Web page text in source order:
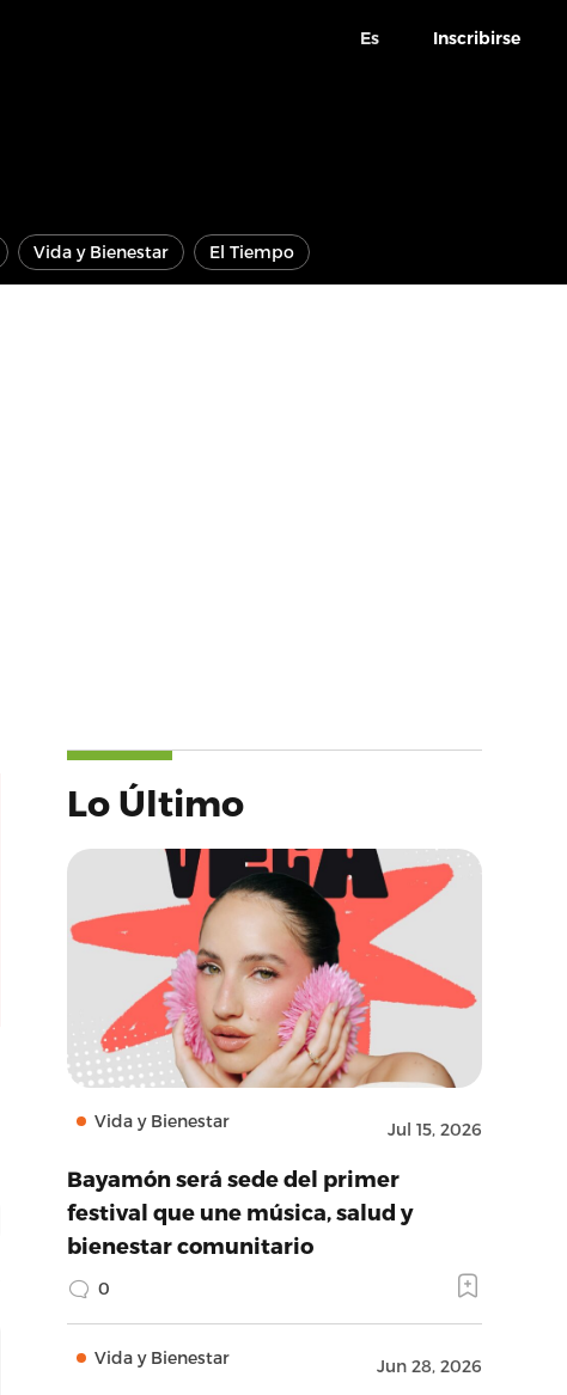
Es Inscribirse
Vida y Bienestar El Tiempo
Lo Último
Vida y Bienestar Jul 15, 2026
Bayamón será sede del primer
festival que une música, salud y
bienestar comunitario
0
Vida y Bienestar Jun 28, 2026